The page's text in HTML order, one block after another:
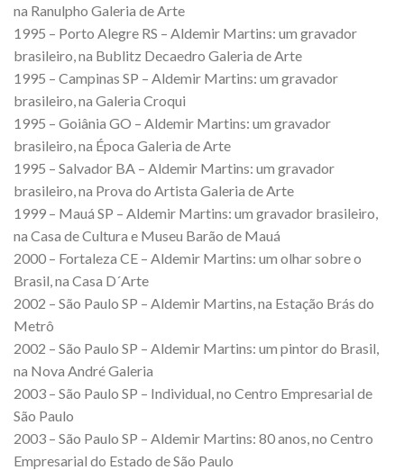
na Ranulpho Galeria de Arte
1995 – Porto Alegre RS – Aldemir Martins: um gravador
brasileiro, na Bublitz Decaedro Galeria de Arte
1995 – Campinas SP – Aldemir Martins: um gravador
brasileiro, na Galeria Croqui
1995 – Goiânia GO – Aldemir Martins: um gravador
brasileiro, na Época Galeria de Arte
1995 – Salvador BA – Aldemir Martins: um gravador
brasileiro, na Prova do Artista Galeria de Arte
1999 – Mauá SP – Aldemir Martins: um gravador brasileiro,
na Casa de Cultura e Museu Barão de Mauá
2000 – Fortaleza CE – Aldemir Martins: um olhar sobre o
Brasil, na Casa D´Arte
2002 – São Paulo SP – Aldemir Martins, na Estação Brás do
Metrô
2002 – São Paulo SP – Aldemir Martins: um pintor do Brasil,
na Nova André Galeria
2003 – São Paulo SP – Individual, no Centro Empresarial de
São Paulo
2003 – São Paulo SP – Aldemir Martins: 80 anos, no Centro
Empresarial do Estado de São Paulo